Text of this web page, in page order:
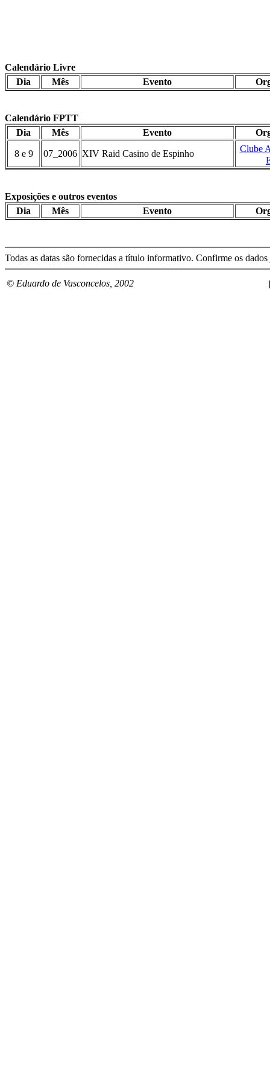
Calendário Livre
Dia
Mês Evento
Calendário FPTT
Dia
Mês Evento
8 e 9 07_2006 XIV Raid Casino de Espinho
Clube
Exposições e outros eventos
Dia
Mês Evento
Todas as datas são fornecidas a título informativo. Confirme os
© Eduardo de Vasconcelos, 2002